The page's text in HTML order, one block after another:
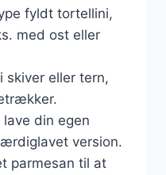
fyldt tortellini,
med ost eller
skiver eller tern,
din egen
version.
parmesan til at